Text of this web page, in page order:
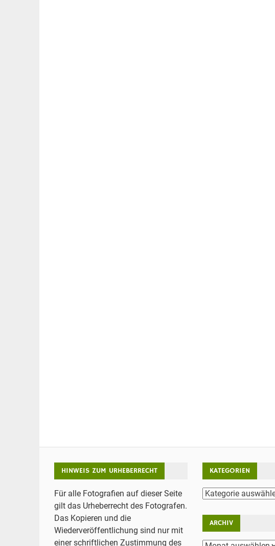
HINWEIS ZUM URHEBERRECHT
Für alle Fotografien auf dieser Seite
gilt das Urheberrecht des Fotografen.
Das Kopieren und die
Wiederveröffentlichung sind nur mit
einer schriftlichen Zustimmung des
KATEGORIEN
Kategorien
ARCHIV